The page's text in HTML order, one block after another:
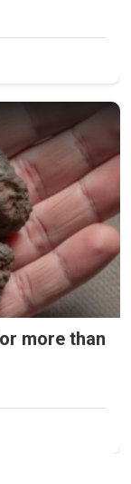
more than